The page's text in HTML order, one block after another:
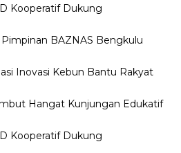
Kooperatif Dukung
BAZNAS Bengkulu
Inovasi Kebun Bantu Rakyat
Hangat Kunjungan Edukatif
Kooperatif Dukung